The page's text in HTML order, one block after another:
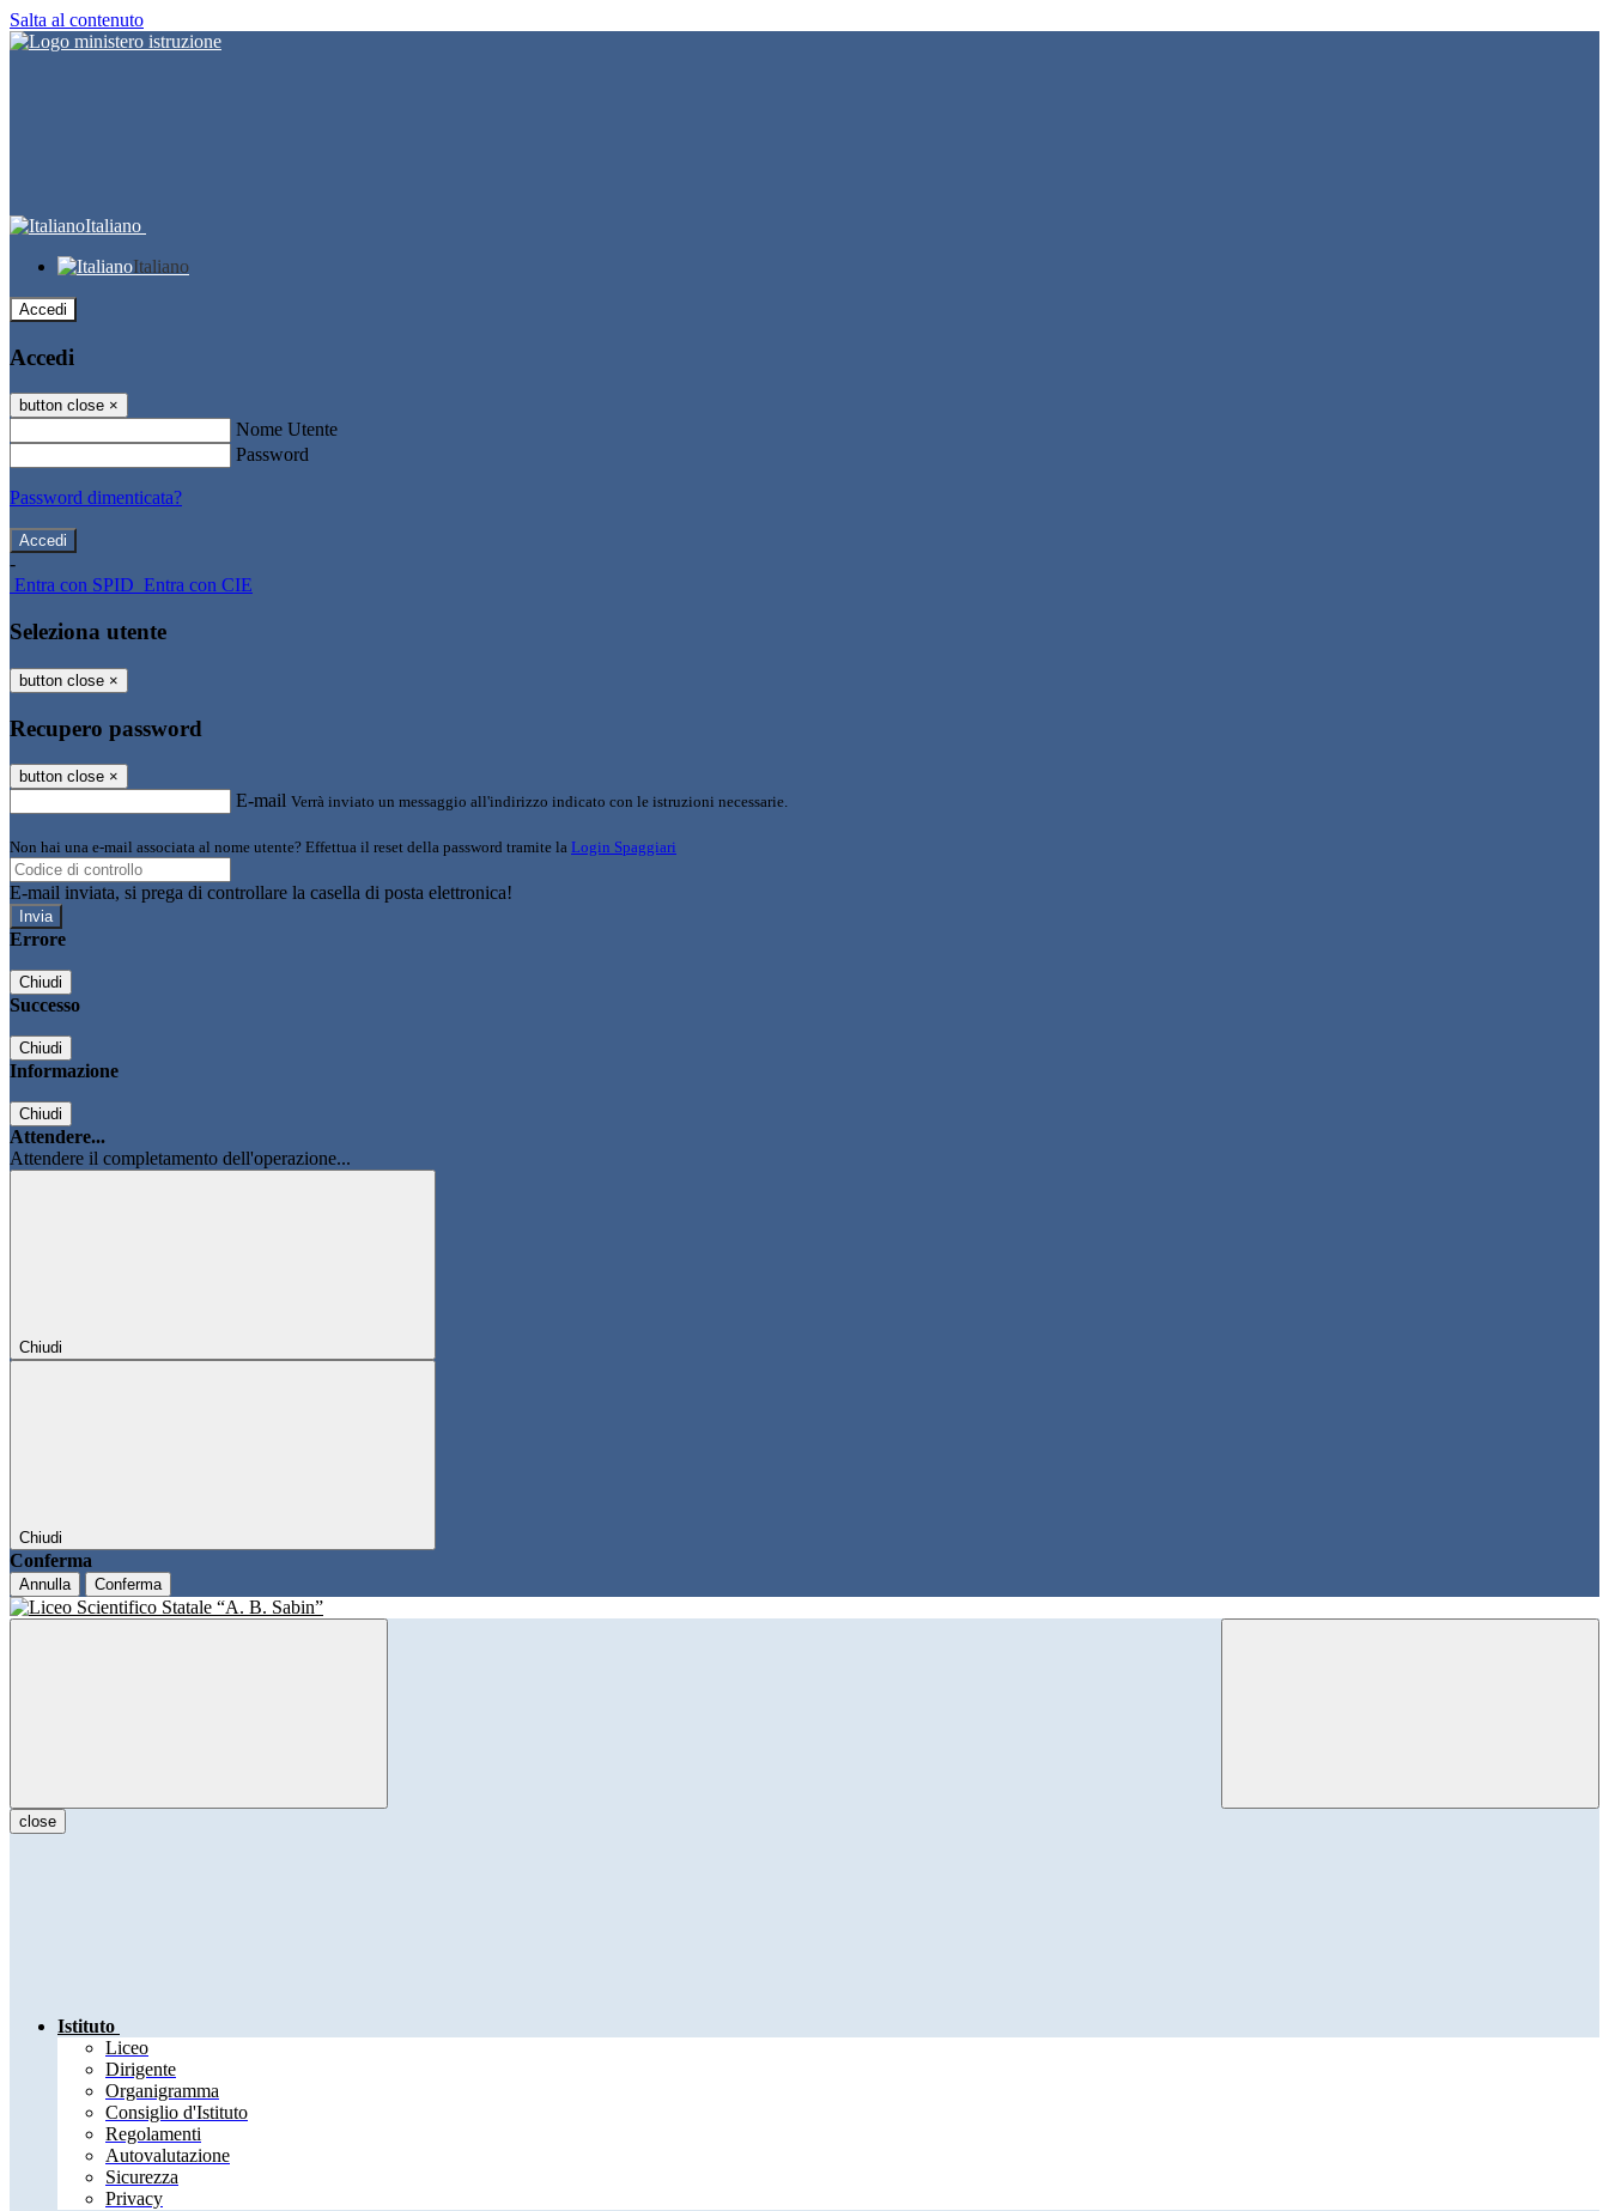
Salta al contenuto
Italiano
Italiano
Accedi
Accedi
button close ×
Nome Utente
Password
Password dimenticata?
-
Entra con SPID Entra con CIE
Seleziona utente
button close ×
Recupero password
button close ×
E-mail Verrà inviato un messaggio all'indirizzo indicato con le istruzioni necessarie.
Non hai una e-mail associata al nome utente? Effettua il reset della password tramite la Login Spaggiari
E-mail inviata, si prega di controllare la casella di posta elettronica!
Errore
Chiudi
Successo
Chiudi
Informazione
Chiudi
Attendere...
Attendere il completamento dell'operazione...
Chiudi
Chiudi
Conferma
Annulla Conferma
close
Istituto
Liceo
Dirigente
Organigramma
Consiglio d'Istituto
Regolamenti
Autovalutazione
Sicurezza
Privacy